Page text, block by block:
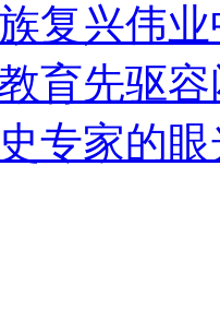
族复兴伟
育先驱
专家的